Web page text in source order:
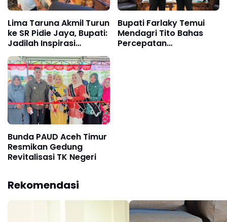
Lima Taruna Akmil Turun
ke SR Pidie Jaya, Bupati:
Jadilah Inspirasi
Generasi Muda
Bupati Farlaky Temui
Mendagri Tito Bahas
Percepatan
Bunda PAUD Aceh Timur
Resmikan Gedung
Revitalisasi TK Negeri
Rekomendasi